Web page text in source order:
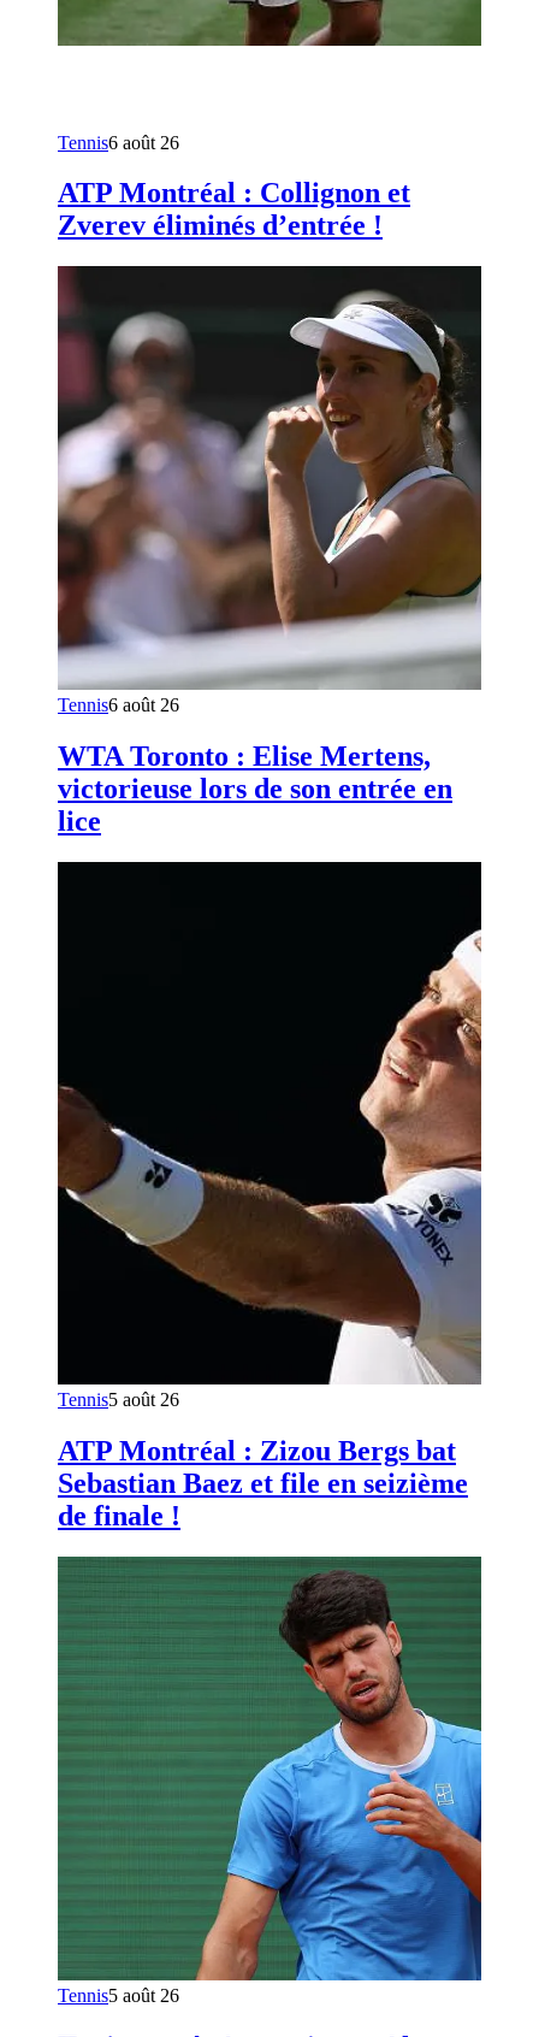
Tennis6 août 26
ATP Montréal : Collignon et
Zverev éliminés d’entrée !
Tennis6 août 26
WTA Toronto : Elise Mertens,
victorieuse lors de son entrée en
lice
Tennis5 août 26
ATP Montréal : Zizou Bergs bat
Sebastian Baez et file en seizième
de finale !
Tennis5 août 26